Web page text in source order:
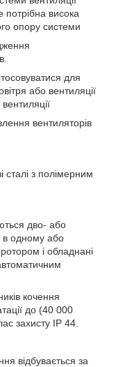
потрібна висока
опору системи
для
або вентиляції
вентиляторів
сталі з полімерним
дво- або
в одному або
і обладнані
кочення
до (40 000
захисту IP 44.
відбувається за